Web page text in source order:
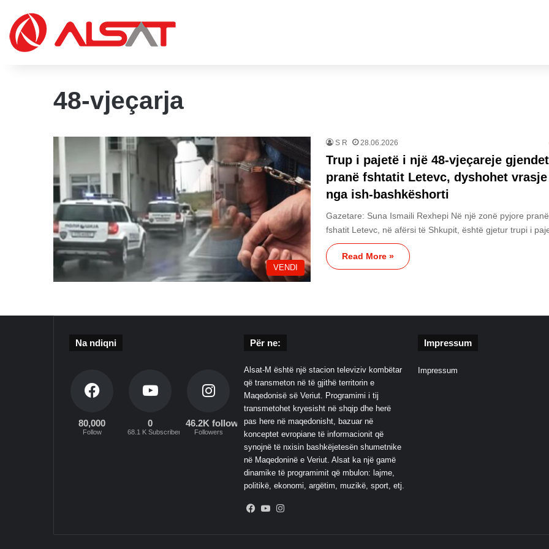
48-vjeçarja
VENDI
S R 28.06.2026
Trup i pajetë i një 48-vjeçareje gjendet
pranë fshtatit Letevc, dyshohet vrasje
nga ish-bashkëshorti
Gazetare: Suna Ismaili Rexhepi Në një zonë pyjore pranë
fshatit Letevc, në afërsi të Shkupit, është gjetur trupi i
Read More »
Na ndiqni
80,000
Follow
0
68.1 K Subscribers
46.2K followers
Followers
Për ne:
Alsat-M është një stacion televiziv kombëtar
që transmeton në të gjithë territorin e
Maqedonisë së Veriut. Programimi i tij
transmetohet kryesisht në shqip dhe herë
pas here në maqedonisht, bazuar në
konceptet evropiane të informacionit që
synojnë të nxisin bashkëjetesën shumetnike
në Maqedoninë e Veriut. Alsat ka një gamë
dinamike të programimit që mbulon: lajme,
politikë, ekonomi, argëtim, muzikë, sport, etj.
Facebook
YouTube
Impressum
Impressum